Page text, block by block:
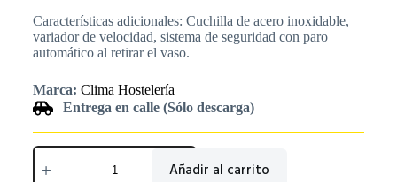
Características adicionales: Cuchilla de acero inoxidable,
variador de velocidad, sistema de seguridad con paro
automático al retirar el vaso.
Marca: Clima Hostelería
Entrega en calle (Sólo descarga)
Añadir al carrito